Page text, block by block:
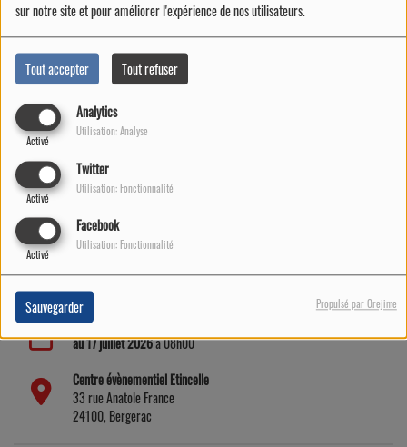
sur notre site et pour améliorer l'expérience de nos utilisateurs.
Tout accepter Tout refuser
Analytics
Activé
Utilisation: Analyse
Twitter
Activé
Utilisation: Fonctionnalité
Facebook
Activé
Utilisation: Fonctionnalité
Sauvegarder Propulsé par Orejime
Du17 octobre 2025
au17 juillet 2026à 08h00
Centre évènementiel Etincelle
33 rue Anatole France
24100, Bergerac